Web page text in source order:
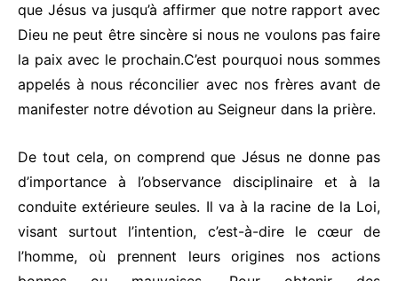
que Jésus va jusqu’à affirmer que notre rapport avec
Dieu ne peut être sincère si nous ne voulons pas faire
la paix avec le prochain.C’est pourquoi nous sommes
appelés à nous réconcilier avec nos frères avant de
manifester notre dévotion au Seigneur dans la prière.
De tout cela, on comprend que Jésus ne donne pas
d’importance à l’observance disciplinaire et à la
conduite extérieure seules. Il va à la racine de la Loi,
visant surtout l’intention, c’est-à-dire le cœur de
l’homme, où prennent leurs origines nos actions